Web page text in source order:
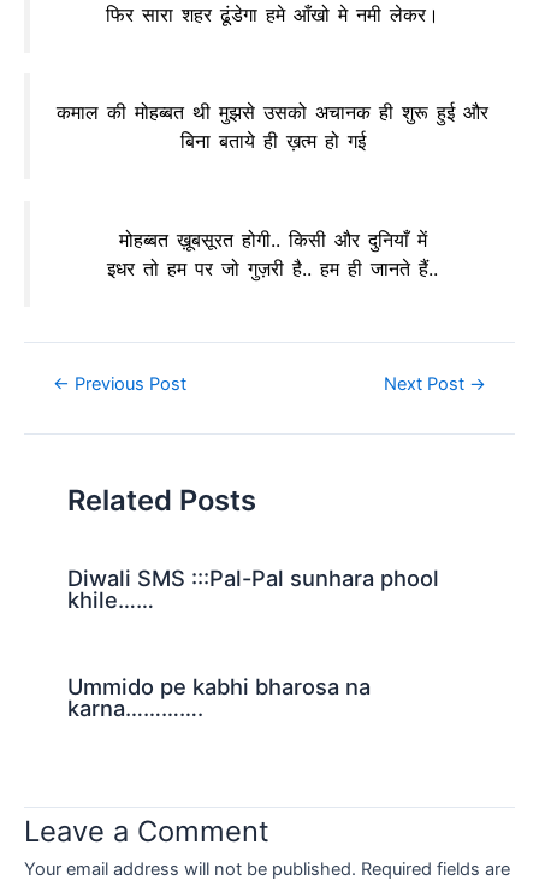
फिर सारा शहर ढूंडेगा हमे आँखो मे नमी लेकर।
कमाल की मोहब्बत थी मुझसे उसको अचानक ही शुरू हुई और
बिना बताये ही ख़त्म हो गई
मोहब्बत ख़ूबसूरत होगी.. किसी और दुनियाँ में
इधर तो हम पर जो गुज़री है.. हम ही जानते हैं..
Post← Previous Post Next Post →
Related Posts
Diwali SMS :::Pal-Pal sunhara phool
khile……
Ummido pe kabhi bharosa na
karna………….
Leave a Comment
Your email address will not be published. Required fields are